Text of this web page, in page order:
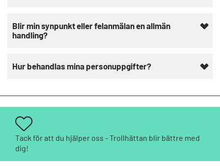
Blir min synpunkt eller felanmälan en allmän
handling?
Hur behandlas mina personuppgifter?
Tack för att du hjälper oss - Trollhättan blir bättre med
dig!